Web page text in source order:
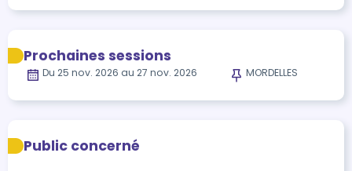
Prochaines sessions
Du 25 nov. 2026 au 27 nov. 2026 MORDELLES
Public concerné